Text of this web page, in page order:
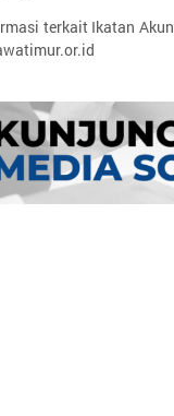
terkait Ikatan